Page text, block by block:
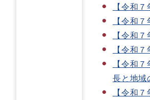
【令和
【令和
【令和
【令和
【令和
長と地域
【令和